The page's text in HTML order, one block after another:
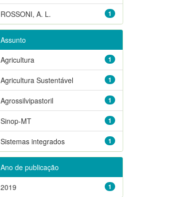
1
ROSSONI, A. L.
Assunto
1
Agricultura
1
Agricultura Sustentável
1
Agrossilvipastoril
1
Sinop-MT
1
Sistemas integrados
Ano de publicação
1
2019